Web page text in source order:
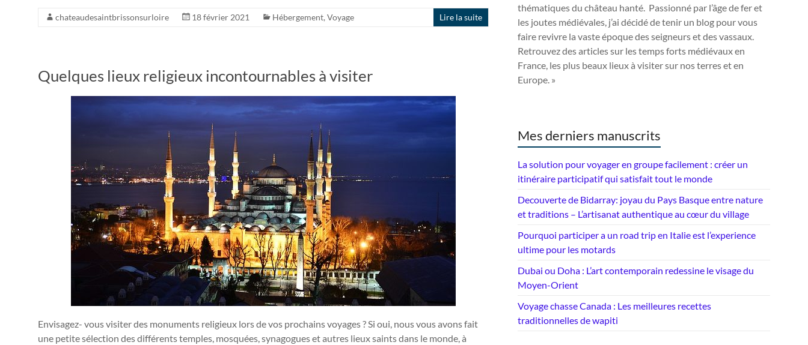
chateaudesaintbrissonsurloire 18 février 2021 Hébergement, Voyage Lire la suite
Quelques lieux religieux incontournables à visiter
Envisagez- vous visiter des monuments religieux lors de vos prochains voyages ? Si oui, nous vous avons fait
une petite sélection des différents temples, mosquées, synagogues et autres lieux saints dans le monde, à
thématiques du château hanté. Passionné par l’âge de fer et
les joutes médiévales, j’ai décidé de tenir un blog pour vous
faire revivre la vaste époque des seigneurs et des vassaux.
Retrouvez des articles sur les temps forts médiévaux en
France, les plus beaux lieux à visiter sur nos terres et en
Europe. »
Mes derniers manuscrits
La solution pour voyager en groupe facilement : créer un
itinéraire participatif qui satisfait tout le monde
Decouverte de Bidarray: joyau du Pays Basque entre nature
et traditions – L’artisanat authentique au cœur du village
Pourquoi participer a un road trip en Italie est l’experience
ultime pour les motards
Dubai ou Doha : L’art contemporain redessine le visage du
Moyen-Orient
Voyage chasse Canada : Les meilleures recettes
traditionnelles de wapiti